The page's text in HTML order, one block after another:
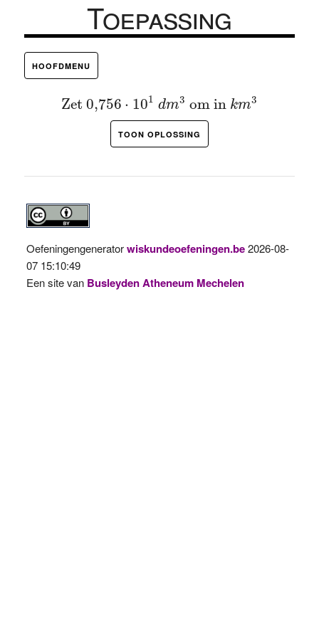
Toepassing
HOOFDMENU
Zet 0,756 ⋅ 101 dm3 om in km3
Zet0,756 101 d m3 om in m
TOON OPLOSSING
Oefeningengeneratorwiskundeoefeningen.be2026-08-
07 15:10:49
Een site van Busleyden Atheneum Mechelen